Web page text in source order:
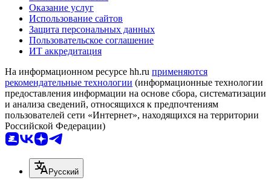
Оказание услуг
Использование сайтов
Защита персональных данных
Пользовательское соглашение
ИТ аккредитация
На информационном ресурсе hh.ru применяются
рекомендательные технологии (информационные технологии
предоставления информации на основе сбора, систематизации
и анализа сведений, относящихся к предпочтениям
пользователей сети «Интернет», находящихся на территории
Российской Федерации)
Русский